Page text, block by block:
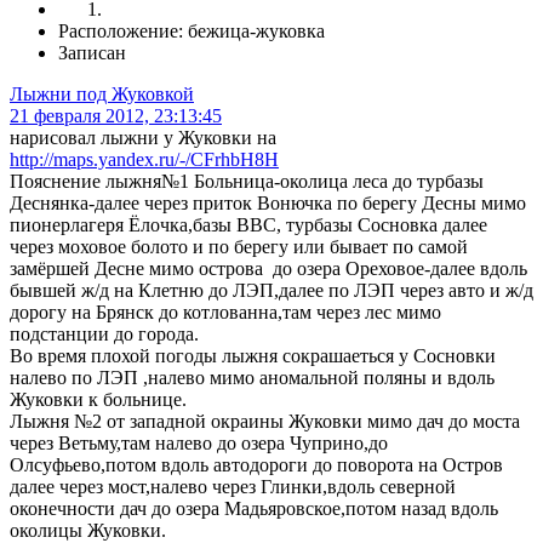
Расположение: бежица-жуковка
Записан
Лыжни под Жуковкой
21 февраля 2012, 23:13:45
нарисовал лыжни у Жуковки на
http://maps.yandex.ru/-/CFrhbH8H
Пояснение лыжня№1 Больница-околица леса до турбазы
Деснянка-далее через приток Вонючка по берегу Десны мимо
пионерлагеря Ёлочка,базы ВВС, турбазы Сосновка далее
через моховое болото и по берегу или бывает по самой
замёршей Десне мимо острова до озера Ореховое-далее вдоль
бывшей ж/д на Клетню до ЛЭП,далее по ЛЭП через авто и ж/д
дорогу на Брянск до котлованна,там через лес мимо
подстанции до города.
Во время плохой погоды лыжня сокрашаеться у Сосновки
налево по ЛЭП ,налево мимо аномальной поляны и вдоль
Жуковки к больнице.
Лыжня №2 от западной окраины Жуковки мимо дач до моста
через Ветьму,там налево до озера Чуприно,до
Олсуфьево,потом вдоль автодороги до поворота на Остров
далее через мост,налево через Глинки,вдоль северной
оконечности дач до озера Мадьяровское,потом назад вдоль
околицы Жуковки.